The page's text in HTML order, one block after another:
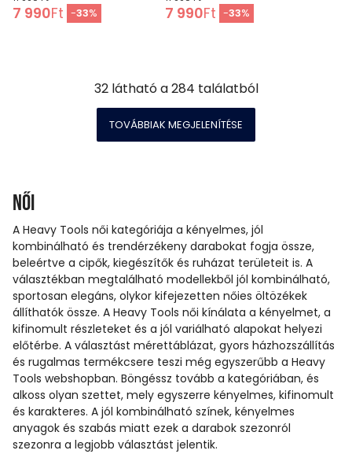
7 990Ft -33% 7 990Ft -33%
32látható a284 találatból
TOVÁBBIAK MEGJELENÍTÉSE
Női
A Heavy Tools női kategóriája a kényelmes, jól
kombinálható és trendérzékeny darabokat fogja össze,
beleértve a cipők, kiegészítők és ruházat területeit is. A
választékban megtalálható modellekből jól kombinálható,
sportosan elegáns, olykor kifejezetten nőies öltözékek
állíthatók össze. A Heavy Tools női kínálata a kényelmet, a
kifinomult részleteket és a jól variálható alapokat helyezi
előtérbe. A választást mérettáblázat, gyors házhozszállítás
és rugalmas termékcsere teszi még egyszerűbb a Heavy
Tools webshopban. Böngéssz tovább a kategóriában, és
alkoss olyan szettet, mely egyszerre kényelmes, kifinomult
és karakteres. A jól kombinálható színek, kényelmes
anyagok és szabás miatt ezek a darabok szezonról
szezonra a legjobb választást jelentik.